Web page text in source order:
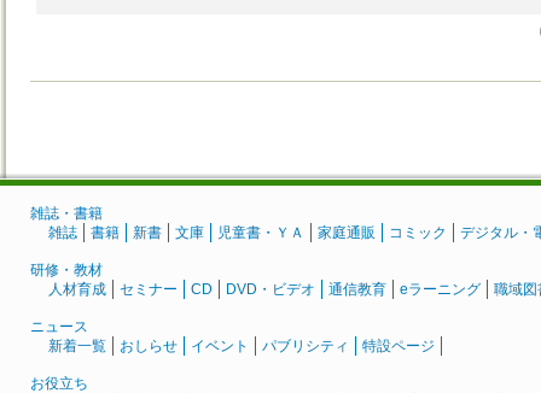
雑誌・書籍
雑誌
書籍 新書 文庫 児童書・ＹＡ 家庭通販 コミック デジタル・
研修・教材
人材育成
セミナー CD DVD・ビデオ 通信教育 eラーニング 職域図
ニュース
新着一覧
おしらせ イベント パブリシティ 特設ページ
お役立ち